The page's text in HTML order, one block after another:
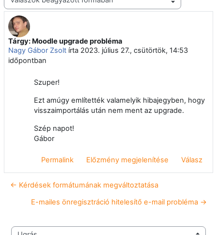
Megjelenítési mód
Tárgy: Moodle upgrade probléma
Nagy Gábor Zsolt írta 2023. július 27., csütörtök, 14:53
időpontban
Válaszok szám: 0
Szuper!
Ezt amúgy említették valamelyik hibajegyben, hogy
visszaimportálás után nem ment az upgrade.
Szép napot!
Gábor
Permalink Előzmény megjelenítése Válasz
← Kérdések formátumának megváltoztatása
E-mailes önregisztráció hitelesítő e-mail probléma →